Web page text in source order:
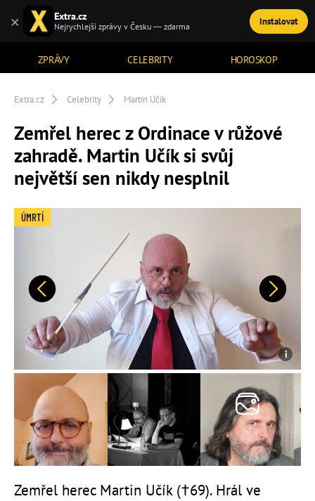
ZPRÁVY CELEBRITY HOROSKOP
TÉMATA
Extra.cz Celebrity Martin Učík
Zemřel herec z Ordinace v růžové
zahradě. Martin Učík si svůj
největší sen nikdy nesplnil
Předchozí Další
ÚMRTÍ
Zemřel herec Martin Učík (†69). Hrál ve
× Extra.cz
Nejrychlejší zprávy v Česku — zdarma Instalovat